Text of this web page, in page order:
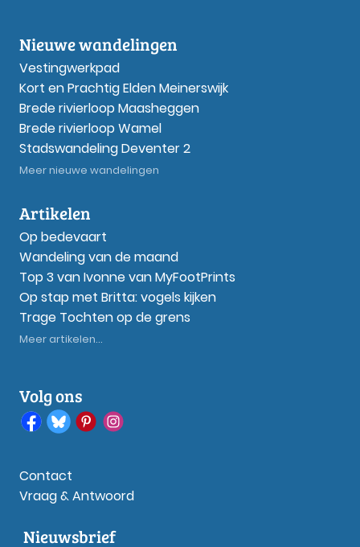
Nieuwe wandelingen
Vestingwerkpad
Kort en Prachtig Elden Meinerswijk
Brede rivierloop Maasheggen
Brede rivierloop Wamel
Stadswandeling Deventer 2
Meer nieuwe wandelingen
Artikelen
Op bedevaart
Wandeling van de maand
Top 3 van Ivonne van MyFootPrints
Op stap met Britta: vogels kijken
Trage Tochten op de grens
Meer artikelen...
Volg ons
Contact
Vraag & Antwoord
Nieuwsbrief